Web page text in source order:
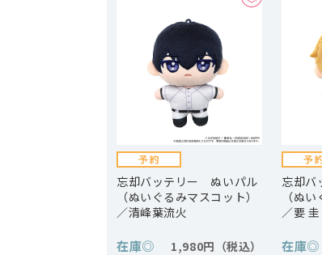
忘却バッテリー ぬいパル
（ぬいぐるみマスコット）
／清峰葉流火
在庫◎ 1,980円
忘却
（ぬ
／要 圭
在庫◎